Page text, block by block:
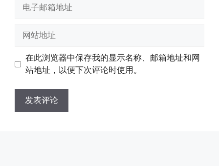
址
址
在此浏览器中保存我的显示名称、邮箱地址和网
站地址，以便下次评论时使用。